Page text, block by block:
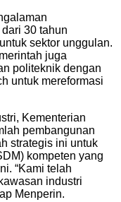
30 tahun
sektor unggulan.
juga
politeknik dengan
untuk mereformasi
Kementerian
pembangunan
strategis ini untuk
kompeten yang
“Kami telah
industri
Menperin.